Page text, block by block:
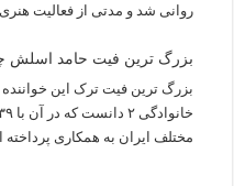
روانی شد و مدتی از فعالیت
بزرگ ترین فیت حامد اسلش
بزرگ ترین فیت ترک این
مختلف ایران به همکاری